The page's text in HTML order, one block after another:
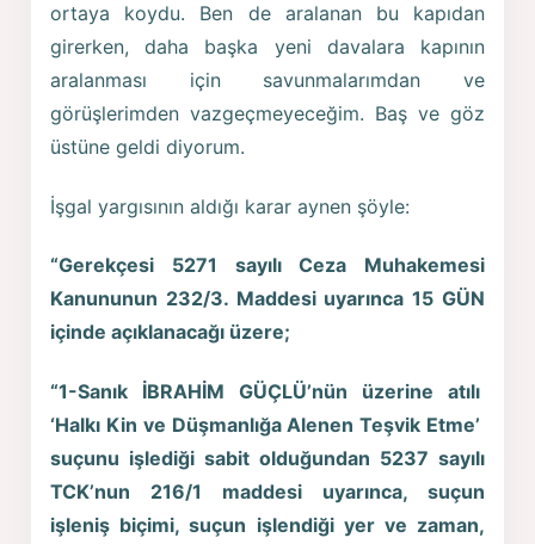
ortaya koydu. Ben de aralanan bu kapıdan
girerken, daha başka yeni davalara kapının
aralanması için savunmalarımdan ve
görüşlerimden vazgeçmeyeceğim. Baş ve göz
üstüne geldi diyorum.
İşgal yargısının aldığı karar aynen şöyle:
“Gerekçesi 5271 sayılı Ceza Muhakemesi
Kanununun 232/3. Maddesi uyarınca 15 GÜN
içinde açıklanacağı üzere;
“1-Sanık İBRAHİM GÜÇLÜ’nün üzerine atılı
‘Halkı Kin ve Düşmanlığa Alenen Teşvik Etme’
suçunu işlediği sabit olduğundan 5237 sayılı
TCK’nun 216/1 maddesi uyarınca, suçun
işleniş biçimi, suçun işlendiği yer ve zaman,